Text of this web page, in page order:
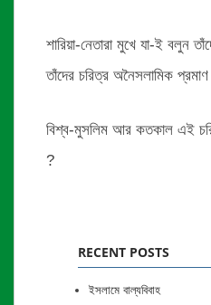
শারিয়া-নেতারা মুখে যা-ই বলুন
তাঁদের চরিত্র অনৈসলামিক
বিশ্ব-মুসলিম আর কতকাল এই
?
RECENT POSTS
ইসলামে বাল্যবিবাহ